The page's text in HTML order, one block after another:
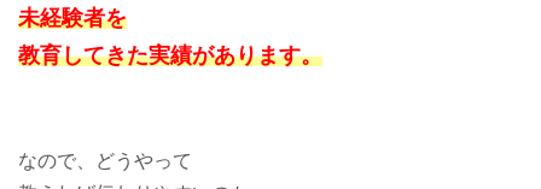
未経験者を
教育してきた実績があります。
なので、どうやって